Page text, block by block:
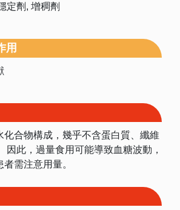
定劑 增稠劑
用
化合物構成，幾乎不含蛋白質、纖維
因此，過量食用可能導致血糖波動，
需注意用量。